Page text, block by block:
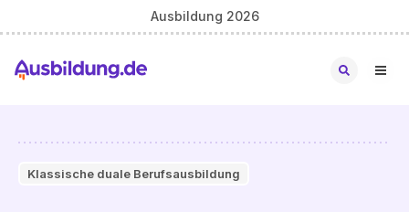
Ausbildung 2026
Klassische duale Berufsausbildung